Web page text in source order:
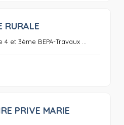
RURALE
et 3ème BEPA-Travaux ...
PRIVE MARIE